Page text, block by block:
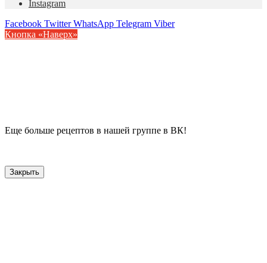
Instagram
Facebook Twitter WhatsApp Telegram Viber
Кнопка «Наверх»
Еще больше рецептов в нашей группе в ВК!
Закрыть